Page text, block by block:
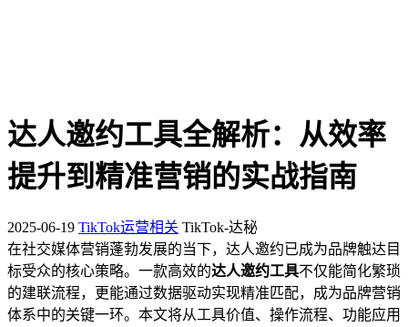
达人邀约工具全解析：从效率
提升到精准营销的实战指南
2025-06-19 TikTok运营相关 TikTok-达秘
在社交媒体营销蓬勃发展的当下，达人邀约已成为品牌触达目
标受众的核心策略。一款高效的达人邀约工具不仅能简化繁琐
的建联流程，更能通过数据驱动实现精准匹配，成为品牌营销
体系中的关键一环。本文将从工具价值、操作流程、功能应用